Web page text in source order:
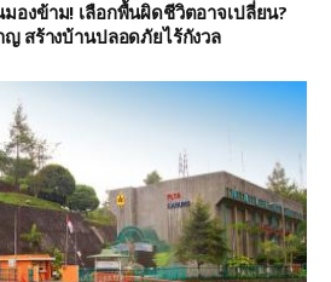
องข้าม! เลือกพื้นผิดชีวิตอาจเปลี่ยน?
ญ สร้างบ้านปลอดภัยไร้กังวล